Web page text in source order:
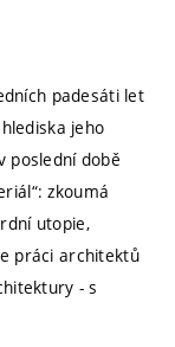
padesáti let
jeho
poslední době
zkoumá
utopie,
práci architektů
- s